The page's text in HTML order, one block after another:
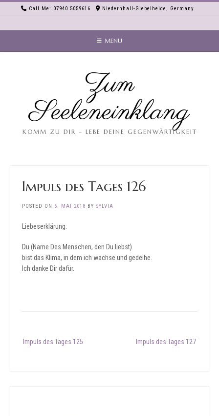
Call Me: 07940 5059616 Niedernhall-Giebelheide, Germany
MENU
Zum
Seeleneinklang
KOMM ZU DIR – LEBE DEINE GEGENWÄRTIGKEIT
Impuls des Tages 126
POSTED ON 6. MAI 2018 BY SYLVIA
Liebeserklärung:
Du (Name Des Menschen, den Du liebst)
bist das Klima, in dem ich wachse und gedeihe.
Ich danke Dir dafür.
navigation
Impuls des Tages 125 Impuls des Tages 127